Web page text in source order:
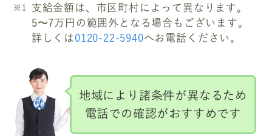
支給金額は、市区町村によって異なります。
5〜7万円の範囲外となる場合もございます。
詳しくは 0120-22-5940へお電話ください。
地域により諸条件が異なるため
電話での確認がおすすめです